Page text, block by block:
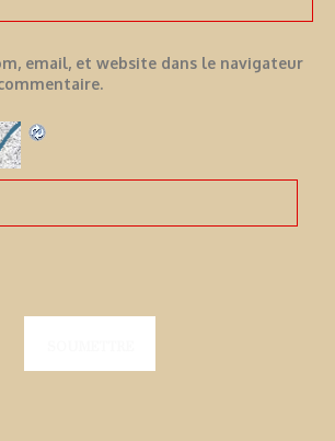
email, et website dans le navigateur